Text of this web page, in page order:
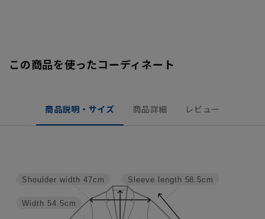
この商品を使ったコーディネート
商品説明・サイズ 商品詳細 レビュー
Sleeve length 58.5cm
Width 54.5cm
Shoulder width 47cm